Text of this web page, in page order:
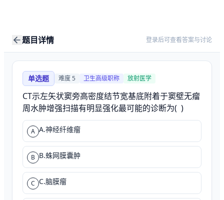
题目详情 登录后可查看答案与讨论
单选题 难度5 卫生高级职称 放射医学
CT示左矢状窦旁高密度结节宽基底附着于窦壁无瘤
周水肿增强扫描有明显强化最可能的诊断为(  )
A A.神经纤维瘤
B B.蛛网膜囊肿
C C.脑膜瘤